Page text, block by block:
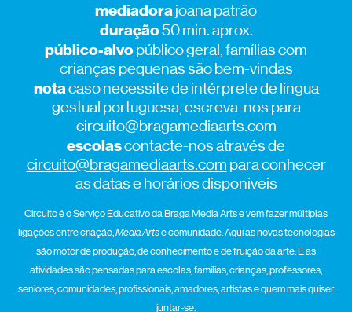
mediadorajoana patrão
duração50 min. aprox.
público-alvopúblico geral, famílias com
crianças pequenas são bem-vindas
notacaso necessite de intérprete de língua
gestual portuguesa, escreva-nos para
circuito@bragamediaarts.com
escolascontacte-nos através de
circuito@bragamediaarts.com para conhecer
as datas e horários disponíveis
Circuito é o Serviço Educativo da Braga Media Arts e vem fazer múltiplas
ligações entre criação,Media Artse comunidade. Aqui as novas tecnologias
são motor de produção, de conhecimento e de fruição da arte. E as
atividades são pensadas para escolas, famílias, crianças, professores,
seniores, comunidades, profissionais, amadores, artistas e quem mais quiser
juntar-se.